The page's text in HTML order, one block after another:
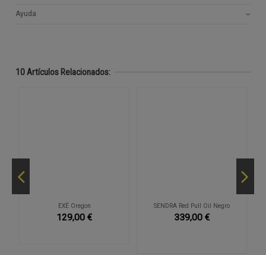
Ayuda
10 Artículos Relacionados:
EXÉ Oregon
129,00 €
SENDRA Red Pull Oil Negro
339,00 €